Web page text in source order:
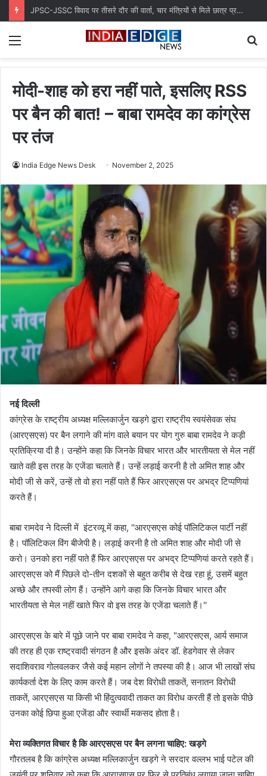
Bilaspur के मुक्तिधाम में कुत्तों का अंतिम संस्कार, लापरवाही पर टास्क कर्मी हटाया
Menu
मोदी-शाह को हरा नहीं पाते, इसलिए RSS
पर बैन की बात! – बाबा रामदेव का कांग्रेस
पर तंज
India Edge News Desk November 2, 2025
नई दिल्ली
कांग्रेस के राष्ट्रीय अध्यक्ष मल्लिकार्जुन खड़गे द्वारा राष्ट्रीय स्वयंसेवक संघ
(आरएसएस) पर बैन लगाने की मांग वाले बयान पर योग गुरु बाबा रामदेव ने कड़ी
प्रतिक्रिया दी है। उन्होंने कहा कि जिनके विचार भारत और भारतीयता से मेल नहीं
खाते वही इस तरह के एजेंडा चलाते हैं। उन्हें लड़ाई करनी है तो अमित शाह और
मोदी जी से करें, उन्हें तो वो हरा नहीं पाते हैं फिर आरएसएस पर अभद्र टिप्पणियां
करते हैं।
बाबा रामदेव ने दिल्ली में इंटरव्यू में कहा, ''आरएसएस कोई पॉलिटिकल पार्टी नहीं
है। पॉलिटिकल विंग बीजेपी है। लड़ाई करनी है तो अमित शाह और मोदी जी से
करो। उनको हरा नहीं पाते हैं फिर आरएसएस पर अभद्र टिप्पणियां करते रहते हैं।
आरएसएस को मैं पिछले दो-तीन दशकों से बहुत करीब से देख रहा हूं, उसमें बहुत
अच्छे और तपस्वी लोग हैं। उन्होंने आगे कहा कि जिनके विचार भारत और
भारतीयता से मेल नहीं खाते फिर वो इस तरह के एजेंडा चलाते हैं।''
आरएसएस के बारे में पूछे जाने पर बाबा रामदेव ने कहा, "आरएसएस, आर्य समाज
की तरह ही एक राष्ट्रवादी संगठन है और इसके अंदर डॉ. हेडगेवार से लेकर
सदाशिवराव गोलवलकर जैसे कई महान लोगों ने तपस्या की है। आज भी लाखों संघ
कार्यकर्ता देश के लिए काम करते हैं। जब देश विरोधी ताकतें, सनातन विरोधी
ताकतें, आरएसएस या किसी भी हिंदुत्ववादी ताकत का विरोध करती हैं तो इसके पीछे
उनका कोई छिपा हुआ एजेंडा और स्वार्थी मकसद होता है।
मेरा व्यक्तिगत विचार है कि आरएसएस पर बैन लगना चाहिए: खड़गे
गौरतलब है कि कांग्रेस अध्यक्ष मल्लिकार्जुन खड़गे ने सरदार वल्लभ भाई पटेल की